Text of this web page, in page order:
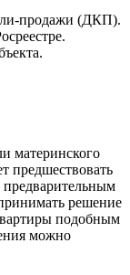
продажи (ДКП).
материнского
предшествовать
решение
подобным
можно